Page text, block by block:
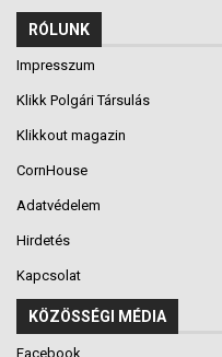
RÓLUNK
Impresszum
Klikk Polgári Társulás
Klikkout magazin
CornHouse
Adatvédelem
Hirdetés
Kapcsolat
KÖZÖSSÉGI MÉDIA
Facebook